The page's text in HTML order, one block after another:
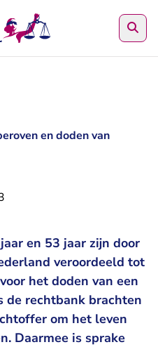
en doden van
en 53 jaar zijn door
veroordeeld tot
het doden van een
de rechtbank brachten
om het leven
Daarmee is sprake